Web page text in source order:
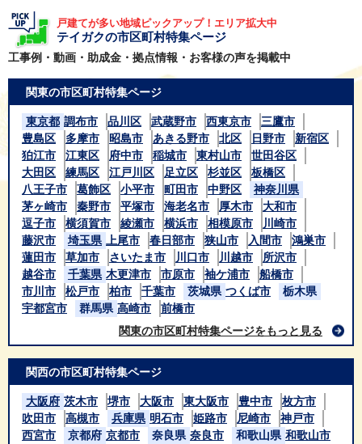
戸建てが多い地域ピックアップ！エリア拡大中
テイガクの市区町村特集ページ
工事例・動画・助成金・拠点情報・お客様の声を掲載中
関東の市区町村特集ページ
東京都 調布市 品川区 武蔵野市 西東京市
三鷹市
豊島区
多摩市 昭島市 あきる野市 北区 日野市
新宿区
狛江市
江東区 府中市 稲城市 東村山市
世田谷区
大田区
練馬区 江戸川区 足立区 杉並区
板橋区
八王子市
葛飾区 小平市 町田市 中野区
神奈川県
茅ヶ崎市
秦野市 平塚市 海老名市 厚木市
大和市
逗子市
横須賀市 綾瀬市 横浜市 相模原市
川崎市
藤沢市
埼玉県 上尾市 春日部市 狭山市 入間市
鴻巣市
蓮田市
草加市 さいたま市 川口市 川越市
所沢市
越谷市
千葉県 木更津市 市原市 袖ケ浦市
船橋市
市川市
松戸市 柏市 千葉市 茨城県 つくば市
栃木県
宇都宮市
群馬県 高崎市
前橋市
関東の市区町村特集ページをもっと見る
関西の市区町村特集ページ
大阪府 茨木市 堺市 大阪市 東大阪市 豊中市
枚方市
吹田市
高槻市 兵庫県 明石市 姫路市 尼崎市
神戸市
西宮市
京都府 京都市 奈良県 奈良市 和歌山県 和歌山市